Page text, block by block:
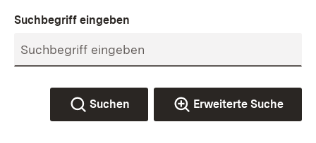
Suchbegriff eingeben
Suchen Erweiterte Suche